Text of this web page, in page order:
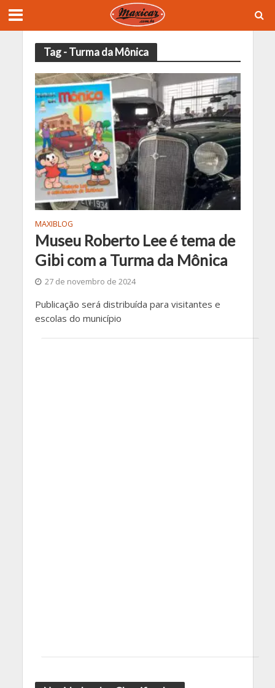
Tag - Turma da Mônica
MAXIBLOG
Museu Roberto Lee é tema de
Gibi com a Turma da Mônica
27 de novembro de 2024
Publicação será distribuída para visitantes e
escolas do município